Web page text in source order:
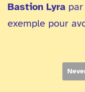
Bastion Lyra
exemple pour